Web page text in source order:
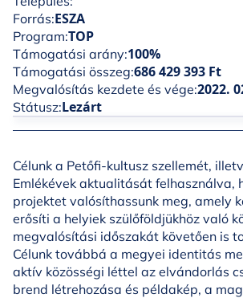
Forrás:ESZA
Program:TOP
Támogatási arány:100%
Támogatási összeg:686 429 393 Ft
Megvalósítás kezdete és vége:2022.
Státusz:Lezárt
Célunk a Petőfi-kultusz szellemét,
Emlékévek aktualitását felhasználva,
projektet valósíthassunk meg, amely
erősíti a helyiek szülőföldjükhöz való
megvalósítási időszakát követően is
Célunk továbbá a megyei identitás
aktív közösségi léttel az elvándorlás
brend létrehozása és példakép, a